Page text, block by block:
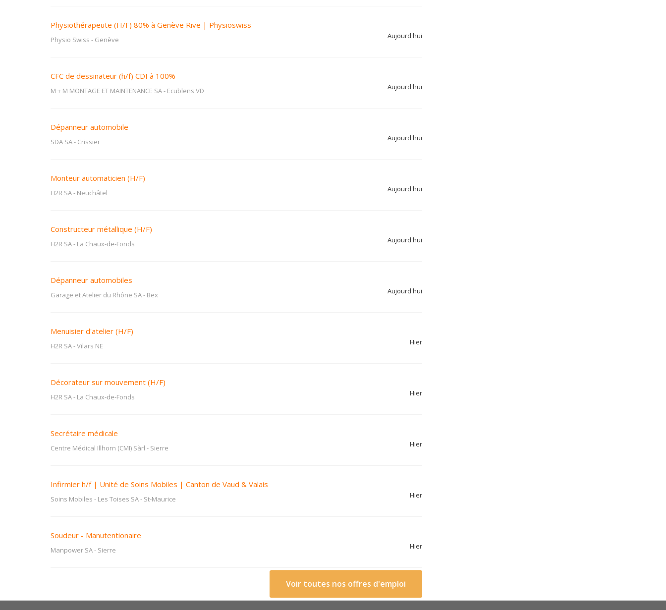
Physiothérapeute (H/F) 80% à Genève Rive | Physioswiss
Physio Swiss - Genève Aujourd'hui
CFC de dessinateur (h/f) CDI à 100%
M + M MONTAGE ET MAINTENANCE SA- Ecublens VD Aujourd'hui
Dépanneur automobile
SDA SA- Crissier Aujourd'hui
Monteur automaticien (H/F)
H2R SA- Neuchâtel Aujourd'hui
Constructeur métallique (H/F)
H2R SA- La Chaux-de-Fonds Aujourd'hui
Dépanneur automobiles
Garage et Atelier du Rhône SA- Bex Aujourd'hui
Menuisier d'atelier (H/F)
H2R SA-Vilars NE Hier
Décorateur sur mouvement (H/F)
H2R SA- La Chaux-de-Fonds Hier
Secrétaire médicale
Centre Médical Illhorn (CMI) Sàrl - Sierre Hier
Infirmier h/f | Unité de Soins Mobiles | Canton de Vaud & Valais
Soins Mobiles - Les Toises SA- St-Maurice Hier
Soudeur - Manutentionaire
Manpower SA- Sierre Hier
Voir toutes nos offres d'emploi